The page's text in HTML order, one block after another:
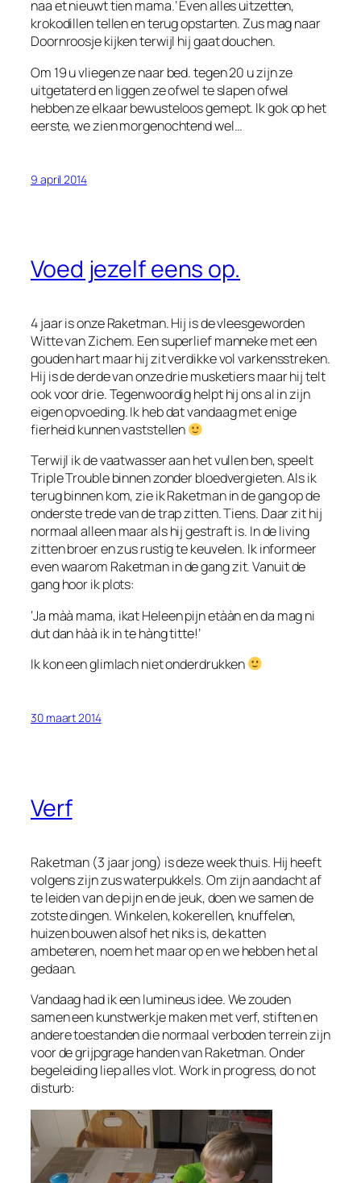
naa et nieuwt tien mama.’ Even alles uitzetten,
krokodillen tellen en terug opstarten. Zus mag naar
Doornroosje kijken terwijl hij gaat douchen.
Om 19 u vliegen ze naar bed. tegen 20 u zijn ze
uitgetaterd en liggen ze ofwel te slapen ofwel
hebben ze elkaar bewusteloos gemept. Ik gok op het
eerste, we zien morgenochtend wel…
9 april 2014
Voed jezelf eens op.
4 jaar is onze Raketman. Hij is de vleesgeworden
Witte van Zichem. Een superlief manneke met een
gouden hart maar hij zit verdikke vol varkensstreken.
Hij is de derde van onze drie musketiers maar hij telt
ook voor drie. Tegenwoordig helpt hij ons al in zijn
eigen opvoeding. Ik heb dat vandaag met enige
fierheid kunnen vaststellen
Terwijl ik de vaatwasser aan het vullen ben, speelt
Triple Trouble binnen zonder bloedvergieten. Als ik
terug binnen kom, zie ik Raketman in de gang op de
onderste trede van de trap zitten. Tiens. Daar zit hij
normaal alleen maar als hij gestraft is. In de living
zitten broer en zus rustig te keuvelen. Ik informeer
even waarom Raketman in de gang zit. Vanuit de
gang hoor ik plots:
‘Ja màà mama, ikat Heleen pijn etààn en da mag ni
dut dan hàà ik in te hàng titte!’
Ik kon een glimlach niet onderdrukken
30 maart 2014
Verf
Raketman (3 jaar jong) is deze week thuis. Hij heeft
volgens zijn zus waterpukkels. Om zijn aandacht af
te leiden van de pijn en de jeuk, doen we samen de
zotste dingen. Winkelen, kokerellen, knuffelen,
huizen bouwen alsof het niks is, de katten
ambeteren, noem het maar op en we hebben het al
gedaan.
Vandaag had ik een lumineus idee. We zouden
samen een kunstwerkje maken met verf, stiften en
andere toestanden die normaal verboden terrein zijn
voor de grijpgrage handen van Raketman. Onder
begeleiding liep alles vlot. Work in progress, do not
disturb: